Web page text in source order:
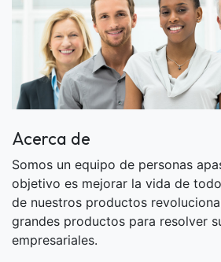
Acerca de
Somos un equipo de personas
objetivo es mejorar la vida de
de nuestros productos
grandes productos para resolver
empresariales.